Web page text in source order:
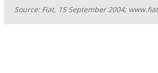
Source: Fiat, 15 September 2004;